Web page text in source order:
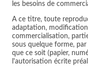
les besoins de
A ce titre, toute
adaptation,
commercialisation,
sous quelque forme,
que ce soit (papier,
l'autorisation écrite